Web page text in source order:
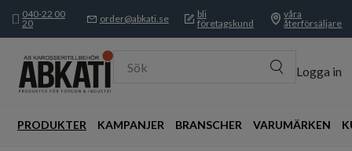
040-22 00
20
order@abkati.se
bli
företagskund
våra
återförsäljare
Sök Logga in
PRODUKTER KAMPANJER BRANSCHER VARUMÄRKEN